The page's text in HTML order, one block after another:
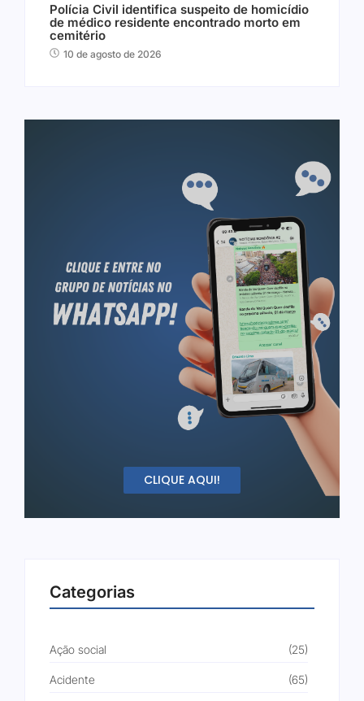
Polícia Civil identifica suspeito de homicídio
de médico residente encontrado morto em
cemitério
10 de agosto de 2026
CLIQUE AQUI!
Categorias
Ação social (25)
Acidente (65)